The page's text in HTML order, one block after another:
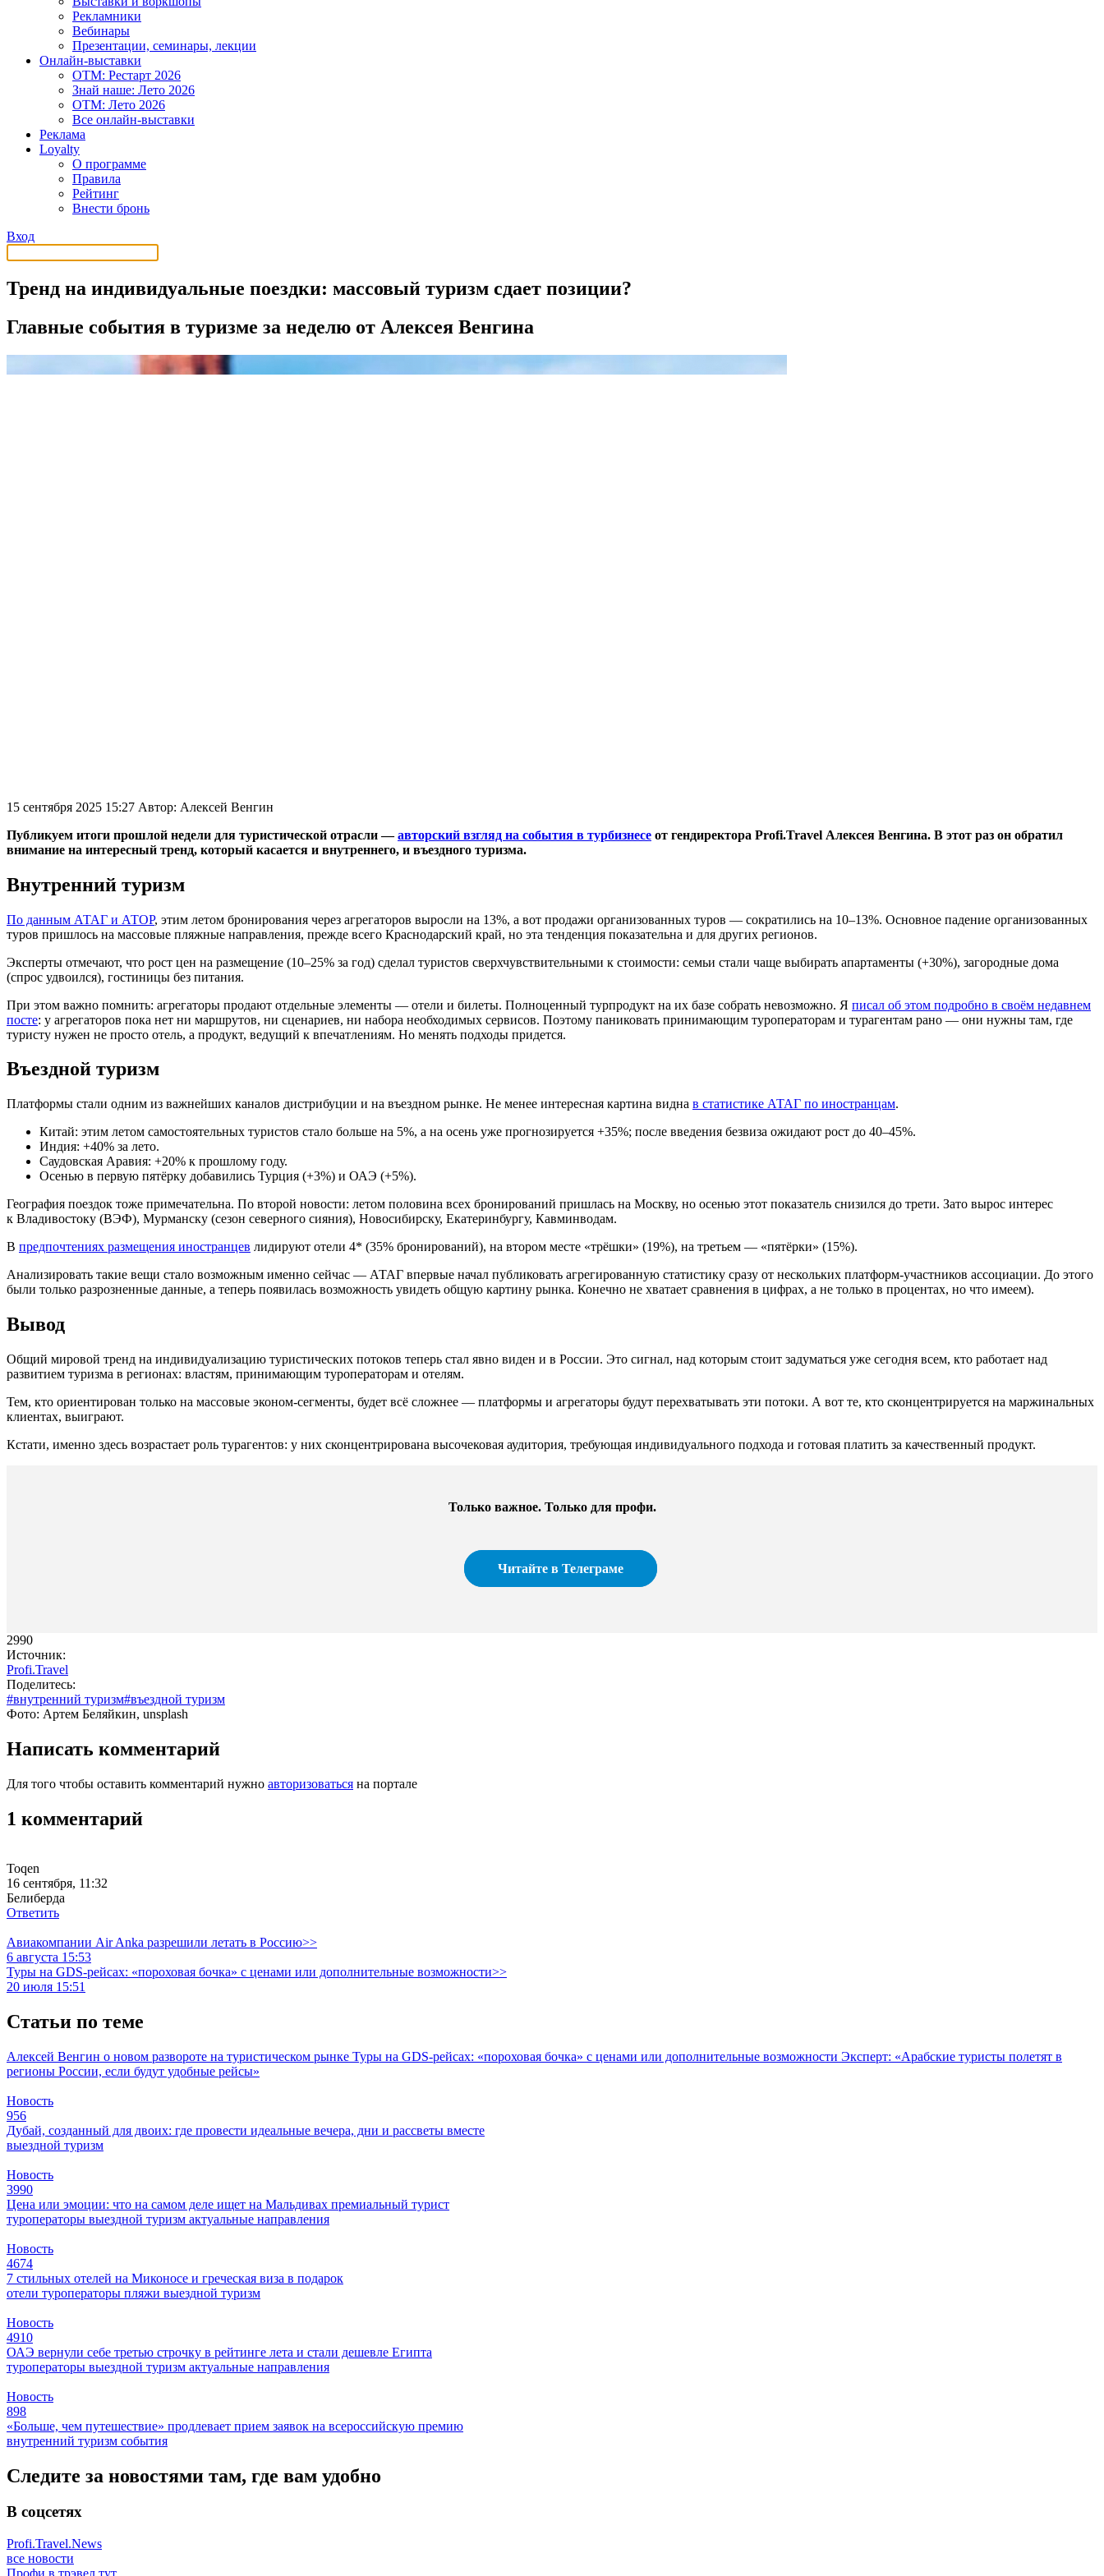
Рекламники
Вебинары
Презентации, семинары, лекции
Онлайн-выставки
OTM: Рестарт 2026
Знай наше: Лето 2026
OTM: Лето 2026
Все онлайн-выставки
Реклама
Loyalty
О программе
Правила
Рейтинг
Внести бронь
Вход
Тренд на индивидуальные поездки: массовый туризм сдает позиции?
Главные события в туризме за неделю от Алексея Венгина
15 сентября 2025 15:27 Автор: Алексей Венгин
Публикуем итоги прошлой недели для туристической отрасли —авторский взгляд на события в турбизнесе от гендиректора Profi.Travel Алексея Венгина. В этот раз он обратил
внимание на интересный тренд, который касается и внутреннего, и въездного туризма.
Внутренний туризм
По данным АТАГ и АТОР, этим летом бронирования через агрегаторов выросли на 13%, а вот продажи организованных туров — сократились на 10–13%. Основное падение организованных
туров пришлось на массовые пляжные направления, прежде всего Краснодарский край, но эта тенденция показательна и для других регионов.
Эксперты отмечают, что рост цен на размещение (10–25% за год) сделал туристов сверхчувствительными к стоимости: семьи стали чаще выбирать апартаменты (+30%), загородные дома
(спрос удвоился), гостиницы без питания.
При этом важно помнить: агрегаторы продают отдельные элементы — отели и билеты. Полноценный турпродукт на их базе собрать невозможно. Я писал об этом подробно в своём недавнем
посте: у агрегаторов пока нет ни маршрутов, ни сценариев, ни набора необходимых сервисов. Поэтому паниковать принимающим туроператорам и турагентам рано — они нужны там, где
туристу нужен не просто отель, а продукт, ведущий к впечатлениям. Но менять подходы придется.
Въездной туризм
Платформы стали одним из важнейших каналов дистрибуции и на въездном рынке. Не менее интересная картина видна в статистике АТАГ по иностранцам.
Китай: этим летом самостоятельных туристов стало больше на 5%, а на осень уже прогнозируется +35%; после введения безвиза ожидают рост до 40–45%.
Индия: +40% за лето.
Саудовская Аравия: +20% к прошлому году.
Осенью в первую пятёрку добавились Турция (+3%) и ОАЭ (+5%).
География поездок тоже примечательна. По второй новости: летом половина всех бронирований пришлась на Москву, но осенью этот показатель снизился до трети. Зато вырос интерес
к Владивостоку (ВЭФ), Мурманску (сезон северного сияния), Новосибирску, Екатеринбургу, Кавминводам.
В предпочтениях размещения иностранцев лидируют отели 4* (35% бронирований), на втором месте «трёшки» (19%), на третьем — «пятёрки» (15%).
Анализировать такие вещи стало возможным именно сейчас — АТАГ впервые начал публиковать агрегированную статистику сразу от нескольких платформ-участников ассоциации. До этого
были только разрозненные данные, а теперь появилась возможность увидеть общую картину рынка. Конечно не хватает сравнения в цифрах, а не только в процентах, но что имеем).
Вывод
Общий мировой тренд на индивидуализацию туристических потоков теперь стал явно виден и в России. Это сигнал, над которым стоит задуматься уже сегодня всем, кто работает над
развитием туризма в регионах: властям, принимающим туроператорам и отелям.
Тем, кто ориентирован только на массовые эконом-сегменты, будет всё сложнее — платформы и агрегаторы будут перехватывать эти потоки. А вот те, кто сконцентрируется на маржинальных
клиентах, выиграют.
Кстати, именно здесь возрастает роль турагентов: у них сконцентрирована высочековая аудитория, требующая индивидуального подхода и готовая платить за качественный продукт.
Только важное. Только для профи.​
Читайте в Телеграме
2990
Источник:
Profi.Travel
Поделитесь:
#внутренний туризм#въездной туризм
Фото: Артем Беляйкин, unsplash
Написать комментарий
Для того чтобы оставить комментарий нужно авторизоваться на портале
1 комментарий
Toqen
16 сентября, 11:32
Белиберда
Ответить
Авиакомпании Air Anka разрешили летать в Россию>>
6 августа 15:53
Туры на GDS-рейсах: «пороховая бочка» с ценами или дополнительные возможности>>
20 июля 15:51
Статьи по теме
Алексей Венгин о новом развороте на туристическом рынке Туры на GDS-рейсах: «пороховая бочка» с ценами или дополнительные возможности Эксперт: «Арабские туристы полетят в
регионы России, если будут удобные рейсы»
Новость
956
Дубай, созданный для двоих: где провести идеальные вечера, дни и рассветы вместе
выездной туризм
Новость
3990
Цена или эмоции: что на самом деле ищет на Мальдивах премиальный турист
туроператоры выездной туризм актуальные направления
Новость
4674
7 стильных отелей на Миконосе и греческая виза в подарок
отели туроператоры пляжи выездной туризм
Новость
4910
ОАЭ вернули себе третью строчку в рейтинге лета и стали дешевле Египта
туроператоры выездной туризм актуальные направления
Новость
898
«Больше, чем путешествие» продлевает прием заявок на всероссийскую премию
внутренний туризм события
Следите за новостями там, где вам удобно
В соцсетях
Profi.Travel.News
все новости